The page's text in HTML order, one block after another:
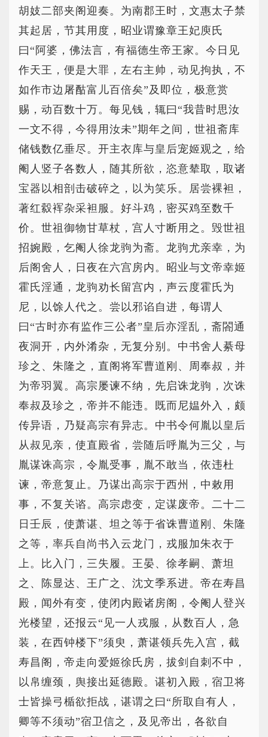
胡妓二部夹阁迎奏。为南郡王时，文惠太子禁
其起居，节其用度，昭业谓豫章王妃庾氏
曰“阿婆，佛法言，有福德生帝王家。今日见
作天王，便是大罪，左右主帅，动见拘执，不
如作市边屠酤富儿百倍矣”及即位，极意赏
赐，动百数十万。每见钱，辄曰“我昔时思汝
一文不得，今得用汝未”期年之间，世祖斋库
储钱数亿垂尽。开主衣库与皇后宠姬观之，给
阉人竖子各数人，随其所欲，恣意辇取，取诸
宝器以相剖击破碎之，以为笑乐。居尝裸袒，
著红縠裈杂采袒服。好斗鸡，密买鸡至数千
价。世祖御物甘草杖，宫人寸断用之。毁世祖
招婉殿，乞阉人徐龙驹为斋。龙驹尤亲幸，为
后阁舍人，日夜在六宫房内。昭业与文帝幸姬
霍氏淫通，龙驹劝长留宫内，声云度霍氏为
尼，以馀人代之。尝以邪谄自进，每谓人
曰“古时亦有监作三公者”皇后亦淫乱，斋閤通
夜洞开，内外淆杂，无复分别。中书舍人綦母
珍之、朱隆之，直阁将军曹道刚、周奉叔，并
为帝羽翼。高宗屡谏不纳，先启诛龙驹，次诛
奉叔及珍之，帝并不能违。既而尼媪外入，颇
传异语，乃疑高宗有异志。中书令何胤以皇后
从叔见亲，使直殿省，尝随后呼胤为三父，与
胤谋诛高宗，令胤受事，胤不敢当，依违杜
谏，帝意复止。乃谋出高宗于西州，中敕用
事，不复关谘。高宗虑变，定谋废帝。二十二
日壬辰，使萧谌、坦之等于省诛曹道刚、朱隆
之等，率兵自尚书入云龙门，戎服加朱衣于
上。比入门，三失履。王晏、徐孝嗣、萧坦
之、陈显达、王广之、沈文季系进。帝在寿昌
殿，闻外有变，使闭内殿诸房阁，令阉人登兴
光楼望，还报云“见一人戎服，从数百人，急
装，在西钟楼下”须臾，萧谌领兵先入宫，截
寿昌阁，帝走向爱姬徐氏房，拔剑自刺不中，
以帛缠颈，舆接出延德殿。谌初入殿，宿卫将
士皆操弓楯欲拒战，谌谓之曰“所取自有人，
卿等不须动”宿卫信之，及见帝出，各欲自